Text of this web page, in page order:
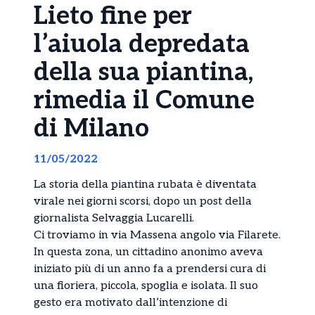
Lieto fine per
l’aiuola depredata
della sua piantina,
rimedia il Comune
di Milano
11/05/2022
La storia della piantina rubata è diventata
virale nei giorni scorsi, dopo un post della
giornalista Selvaggia Lucarelli.
Ci troviamo in via Massena angolo via Filarete.
In questa zona, un cittadino anonimo aveva
iniziato più di un anno fa a prendersi cura di
una fioriera, piccola, spoglia e isolata. Il suo
gesto era motivato dall’intenzione di